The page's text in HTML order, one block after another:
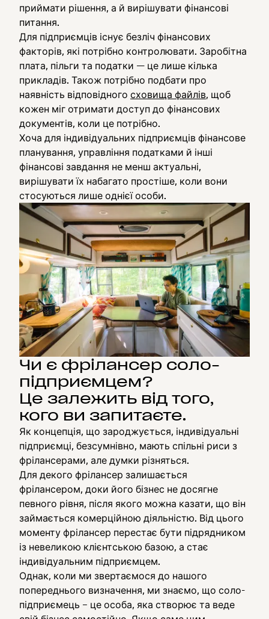
приймати рішення, а й вирішувати фінансові
питання.
Для підприємців існує безліч фінансових
факторів, які потрібно контролювати. Заробітна
плата, пільги та податки — це лише кілька
прикладів. Також потрібно подбати про
наявність відповідного сховища файлів, щоб
кожен міг отримати доступ до фінансових
документів, коли це потрібно.
Хоча для індивідуальних підприємців фінансове
планування, управління податками й інші
фінансові завдання не менш актуальні,
вирішувати їх набагато простіше, коли вони
стосуються лише однієї особи.
Чи є фрілансер соло-
підприємцем?
Це залежить від того,
кого ви запитаєте.
Як концепція, що зароджується, індивідуальні
підприємці, безсумнівно, мають спільні риси з
фрілансерами, але думки різняться.
Для декого фрілансер залишається
фрілансером, доки його бізнес не досягне
певного рівня, після якого можна казати, що він
займається комерційною діяльністю. Від цього
моменту фрілансер перестає бути підрядником
із невеликою клієнтською базою, а стає
індивідуальним підприємцем.
Однак, коли ми звертаємося до нашого
попереднього визначення, ми знаємо, що соло-
підприємець – це особа, яка створює та веде